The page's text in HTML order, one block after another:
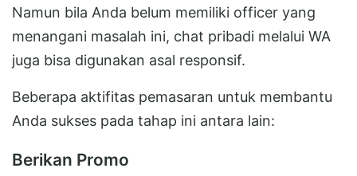
Namun bila Anda belum memiliki officer yang
menangani masalah ini, chat pribadi melalui WA
juga bisa digunakan asal responsif.
Beberapa aktifitas pemasaran untuk membantu
Anda sukses pada tahap ini antara lain:
Berikan Promo